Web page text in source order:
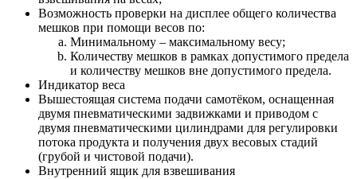
Возможность проверки на дисплее общего количества
мешков при помощи весов по:
Минимальному – максимальному весу;
Количеству мешков в рамках допустимого предела
и количеству мешков вне допустимого предела.
Индикатор веса
Вышестоящая система подачи самотёком, оснащенная
двумя пневматическими задвижками и приводом с
двумя пневматическими цилиндрами для регулировки
потока продукта и получения двух весовых стадий
(грубой и чистовой подачи).
Внутренний ящик для взвешивания